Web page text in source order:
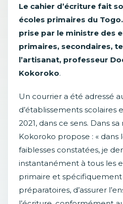
Le cahier d’écriture fait
écoles primaires du
prise par le ministre des
primaires, secondaires,
l’artisanat, professeur
Kokoroko.
Un courrier a été adressé
d’établissements scolaires
2021, dans ce sens. Dans
Kokoroko propose : « dans
faiblesses constatées, je
instantanément à tous les
primaire et spécifiquement
préparatoires, d’assurer